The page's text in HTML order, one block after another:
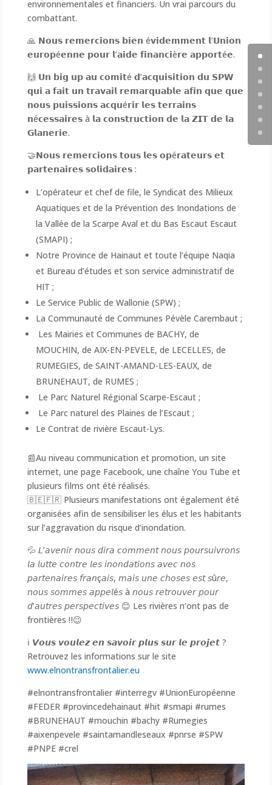
environnementales et financiers. Un vrai parcours du
combattant.
🙏 𝗡𝗼𝘂𝘀 𝗿𝗲𝗺𝗲𝗿𝗰𝗶𝗼𝗻𝘀 𝗯𝗶𝗲𝗻 é𝘃𝗶𝗱𝗲𝗺𝗺𝗲𝗻𝘁 𝗹’𝗨𝗻𝗶𝗼𝗻
𝗲𝘂𝗿𝗼𝗽é𝗲𝗻𝗻𝗲 𝗽𝗼𝘂𝗿 𝗹’𝗮𝗶𝗱𝗲 𝗳𝗶𝗻𝗮𝗻𝗰𝗶è𝗿𝗲 𝗮𝗽𝗽𝗼𝗿𝘁é𝗲.
🙌 𝗨𝗻 𝗯𝗶𝗴 𝘂𝗽 𝗮𝘂 𝗰𝗼𝗺𝗶𝘁é 𝗱’𝗮𝗰𝗾𝘂𝗶𝘀𝗶𝘁𝗶𝗼𝗻 𝗱𝘂 𝗦𝗣𝗪
𝗾𝘂𝗶 𝗮 𝗳𝗮𝗶𝘁 𝘂𝗻 𝘁𝗿𝗮𝘃𝗮𝗶𝗹 𝗿𝗲𝗺𝗮𝗿𝗾𝘂𝗮𝗯𝗹𝗲 𝗮𝗳𝗶𝗻 𝗾𝘂𝗲 𝗾𝘂𝗲
𝗻𝗼𝘂𝘀 𝗽𝘂𝗶𝘀𝘀𝗶𝗼𝗻𝘀 𝗮𝗰𝗾𝘂é𝗿𝗶𝗿 𝗹𝗲𝘀 𝘁𝗲𝗿𝗿𝗮𝗶𝗻𝘀
𝗻é𝗰𝗲𝘀𝘀𝗮𝗶𝗿𝗲𝘀 à 𝗹𝗮 𝗰𝗼𝗻𝘀𝘁𝗿𝘂𝗰𝘁𝗶𝗼𝗻 𝗱𝗲 𝗹𝗮 𝗭𝗜𝗧 𝗱𝗲 𝗹𝗮
𝗚𝗹𝗮𝗻𝗲𝗿𝗶𝗲.
🤝𝗡𝗼𝘂𝘀 𝗿𝗲𝗺𝗲𝗿𝗰𝗶𝗼𝗻𝘀 𝘁𝗼𝘂𝘀 𝗹𝗲𝘀 𝗼𝗽é𝗿𝗮𝘁𝗲𝘂𝗿𝘀 𝗲𝘁
𝗽𝗮𝗿𝘁𝗲𝗻𝗮𝗶𝗿𝗲𝘀 𝘀𝗼𝗹𝗶𝗱𝗮𝗶𝗿𝗲𝘀 :
L’opérateur et chef de file, le Syndicat des Milieux
Aquatiques et de la Prévention des Inondations de
la Vallée de la Scarpe Aval et du Bas Escaut Escaut
(SMAPI) ;
Notre Province de Hainaut et toute l’équipe Naqia
et Bureau d’études et son service administratif de
HIT ;
Le Service Public de Wallonie (SPW) ;
La Communauté de Communes Pévèle Carembaut ;
Les Mairies et Communes de BACHY, de
MOUCHIN, de AIX-EN-PEVELE, de LECELLES, de
RUMEGIES, de SAINT-AMAND-LES-EAUX, de
BRUNEHAUT, de RUMES ;
Le Parc Naturel Régional Scarpe-Escaut ;
Le Parc naturel des Plaines de l’Escaut ;
Le Contrat de rivière Escaut-Lys.
📰Au niveau communication et promotion, un site
internet, une page Facebook, une chaîne You Tube et
plusieurs films ont été réalisés.
🇧🇪🇫🇷 Plusieurs manifestations ont également été
organisées afin de sensibiliser les élus et les habitants
sur l’aggravation du risque d’inondation.
💦 𝘓’𝘢𝘷𝘦𝘯𝘪𝘳 𝘯𝘰𝘶𝘴 𝘥𝘪𝘳𝘢 𝘤𝘰𝘮𝘮𝘦𝘯𝘵 𝘯𝘰𝘶𝘴 𝘱𝘰𝘶𝘳𝘴𝘶𝘪𝘷𝘳𝘰𝘯𝘴
𝘭𝘢 𝘭𝘶𝘵𝘵𝘦 𝘤𝘰𝘯𝘵𝘳𝘦 𝘭𝘦𝘴 𝘪𝘯𝘰𝘯𝘥𝘢𝘵𝘪𝘰𝘯𝘴 𝘢𝘷𝘦𝘤 𝘯𝘰𝘴
𝘱𝘢𝘳𝘵𝘦𝘯𝘢𝘪𝘳𝘦𝘴 𝘧𝘳𝘢𝘯ç𝘢𝘪𝘴, 𝘮𝘢𝘪𝘴 𝘶𝘯𝘦 𝘤𝘩𝘰𝘴𝘦𝘴 𝘦𝘴𝘵 𝘴û𝘳𝘦,
𝘯𝘰𝘶𝘴 𝘴𝘰𝘮𝘮𝘦𝘴 𝘢𝘱𝘱𝘦𝘭é𝘴 à 𝘯𝘰𝘶𝘴 𝘳𝘦𝘵𝘳𝘰𝘶𝘷𝘦𝘳 𝘱𝘰𝘶𝘳
𝘥’𝘢𝘶𝘵𝘳𝘦𝘴 𝘱𝘦𝘳𝘴𝘱𝘦𝘤𝘵𝘪𝘷𝘦𝘴 😊 Les rivières n’ont pas de
frontières ‼😉
ℹ 𝙑𝙤𝙪𝙨 𝙫𝙤𝙪𝙡𝙚𝙯 𝙚𝙣 𝙨𝙖𝙫𝙤𝙞𝙧 𝙥𝙡𝙪𝙨 𝙨𝙪𝙧 𝙡𝙚 𝙥𝙧𝙤𝙟𝙚𝙩 ?
Retrouvez les informations sur le site
www.elnontransfrontalier.eu
#elnontransfrontalier #interregv #UnionEuropéenne
#FEDER #provincedehainaut #hit #smapi #rumes
#BRUNEHAUT #mouchin #bachy #Rumegies
#aixenpevele #saintamandleseaux #pnrse #SPW
#PNPE #crel